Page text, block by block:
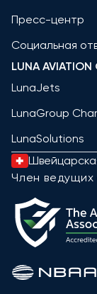
Пресс-центр
Социальная
LUNA AVIATION
LunaJets
LunaGroup
LunaSolutions
Член ведущих